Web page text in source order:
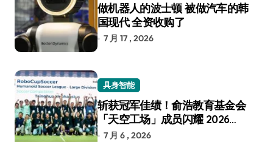
做机器人的波士顿 被做汽车的韩
国现代 全资收购了
7 月 17 , 2026
具身智能
斩获冠军佳绩！俞浩教育基金会
「天空工场」成员闪耀 2026
RoboCup 机器人世界杯
7 月 6 , 2026